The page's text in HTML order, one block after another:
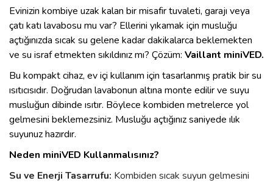
Evinizin kombiye uzak kalan bir misafir tuvaleti, garajı veya
çatı katı lavabosu mu var? Ellerini yıkamak için musluğu
açtığınızda sıcak su gelene kadar dakikalarca beklemekten
ve su israf etmekten sıkıldınız mı? Çözüm: Vaillant miniVED.
Bu kompakt cihaz, ev içi kullanım için tasarlanmış pratik bir su
ısıtıcısıdır. Doğrudan lavabonun altına monte edilir ve suyu
musluğun dibinde ısıtır. Böylece kombiden metrelerce yol
gelmesini beklemezsiniz. Musluğu açtığınız saniyede ılık
suyunuz hazırdır.
Neden miniVED Kullanmalısınız?
Su ve Enerji Tasarrufu: Kombiden sıcak suyun gelmesini